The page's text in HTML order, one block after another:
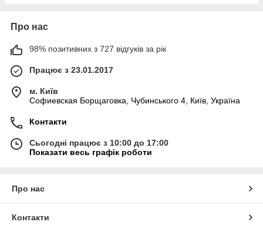
Про нас
98% позитивних з 727 відгуків за рік
Працює з 23.01.2017
м. Київ
Софиевская Борщаговка, Чубинського 4, Київ, Україна
Контакти
Сьогодні працює з 10:00 до 17:00
Показати весь графік роботи
Про нас
Контакти